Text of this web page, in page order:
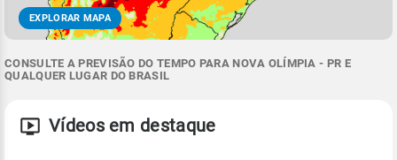
EXPLORAR MAPA
CONSULTE A PREVISÃO DO TEMPO PARA NOVA OLÍMPIA - PR E
QUALQUER LUGAR DO BRASIL
Vídeos em destaque